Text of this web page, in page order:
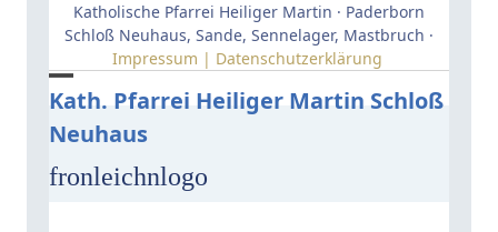
Katholische Pfarrei Heiliger Martin · Paderborn
Schloß Neuhaus, Sande, Sennelager, Mastbruch ·
Impressum | Datenschutzerklärung
Kath. Pfarrei Heiliger Martin Schloß
Neuhaus
Open
mobile
menu
Close
mobile
menu
fronleichnlogo